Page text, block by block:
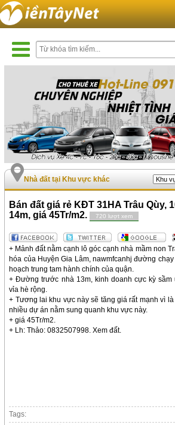
Nhà đất tại Khu vực khác
Bán đất giá rẻ KĐT 31HA Trâu Qùy,
14m, giá 45Tr/m2.
720 lượt xem
+ Mảnh đất nằm cạnh lô góc cạnh nhà mầm non
hóa của Huyện Gia Lâm, nawmfcanhj đường
hoạch trung tam hành chính của quận.
+ Đường trước nhà 13m, kinh doanh cực kỳ sầm
vỉa hè rộng.
+ Tương lai khu vực này sẽ tăng giá rất mạnh vì
nhiều dự án nằm sung quanh khu vực này.
+ giá 45Tr/m2.
+ Lh: Thảo: 0832507998. Xem đất.
Tags: